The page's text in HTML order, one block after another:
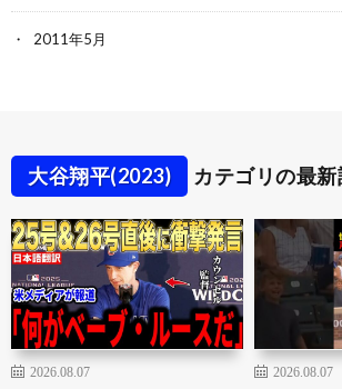
2011年5月
大谷翔平(2023) カテゴリの最新
2026.08.07 2026.08.07